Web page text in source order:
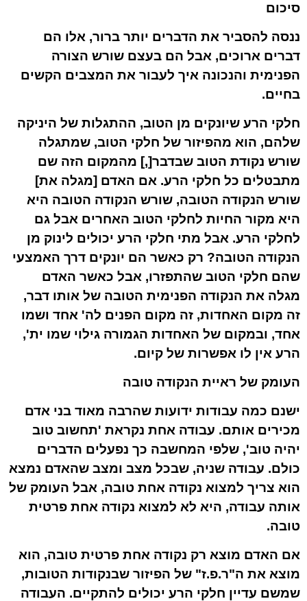
סיכום
ננסה להסביר את הדברים יותר ברור, אלו הם
דברים ארוכים, אבל הם בעצם שורש הצורה
הפנימית והנכונה איך לעבור את המצבים הקשים
בחיים.
חלקי הרע שיונקים מן הטוב, ההתגלות של היניקה
שלהם, הוא מהפיזור של חלקי הטוב, שמתגלה
שורש נקודת הטוב שבדבר[,] מהמקום הזה שם
מתבטלים כל חלקי הרע. אם האדם [מגלה את]
שורש הנקודה הטובה, שורש הנקודה הטובה היא
היא מקור החיות לחלקי הטוב האחרים אבל גם
לחלקי הרע. אבל מתי חלקי הרע יכולים לינוק מן
הנקודה הטובה? רק כאשר הם יונקים דרך האמצעי
שהם חלקי הטוב שהתפזרו, אבל כאשר האדם
מגלה את הנקודה הפנימית הטובה של אותו דבר,
זה מקום האחדות, זה מקום הפנים לה' אחד ושמו
אחד, ובמקום של האחדות הגמורה גילוי שמו ית',
הרע אין לו אפשרות של קיום.
העומק של ראיית הנקודה טובה
ישנם כמה עבודות ידועות שהרבה מאוד בני אדם
מכירים אותם. עבודה אחת נקראת 'תחשוב טוב
יהיה טוב', שלפי המחשבה כך נפעלים הדברים
כולם. עבודה שניה, שבכל מצב ומצב שהאדם נמצא
הוא צריך למצוא נקודה אחת טובה, אבל העומק של
אותה עבודה, היא לא למצוא נקודה אחת פרטית
טובה.
אם האדם מוצא רק נקודה אחת פרטית טובה, הוא
מוצא את ה"ר.פ.ז" של הפיזור שבנקודות הטובות,
שמשם עדיין חלקי הרע יכולים להתקיים. העבודה